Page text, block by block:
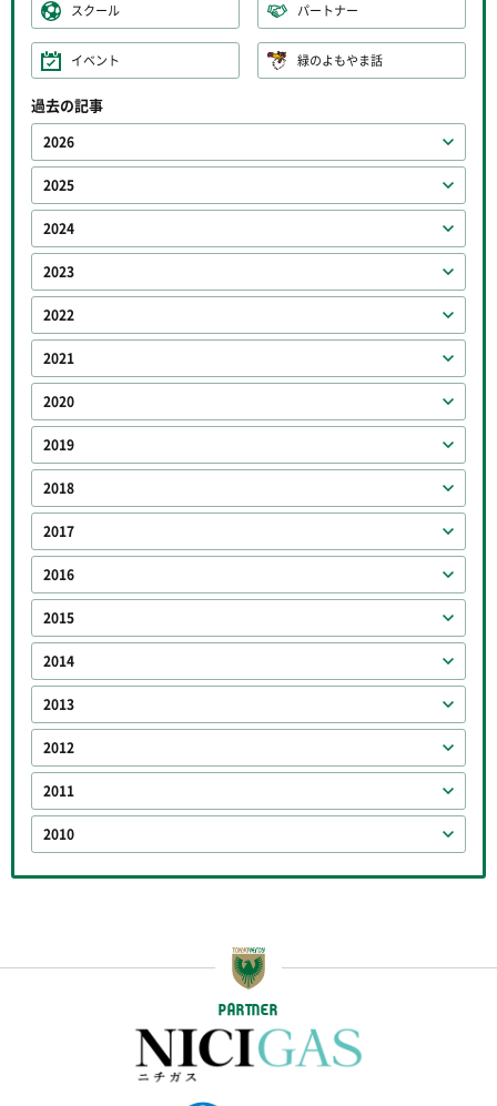
スクール パートナー
イベント 緑のよもやま話
過去の記事
2026
2025
2024
2023
2022
2021
2020
2019
2018
2017
2016
2015
2014
2013
2012
2011
2010
PARTNER